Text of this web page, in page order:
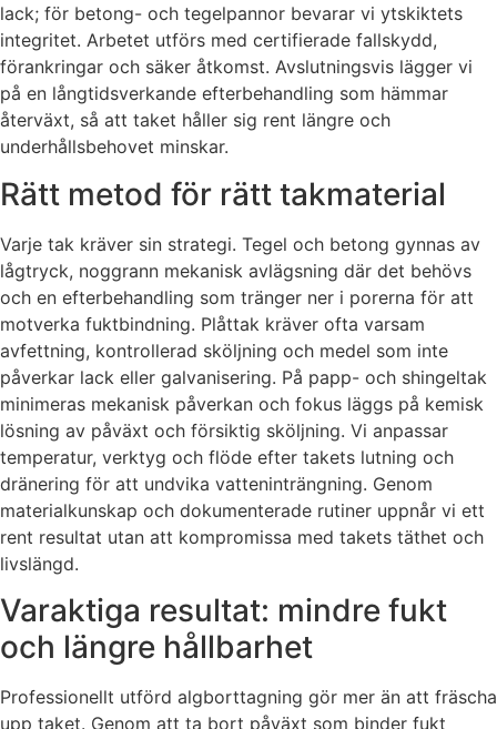
lack; för betong- och tegelpannor bevarar vi ytskiktets
integritet. Arbetet utförs med certifierade fallskydd,
förankringar och säker åtkomst. Avslutningsvis lägger vi
på en långtidsverkande efterbehandling som hämmar
återväxt, så att taket håller sig rent längre och
underhållsbehovet minskar.
Rätt metod för rätt takmaterial
Varje tak kräver sin strategi. Tegel och betong gynnas av
lågtryck, noggrann mekanisk avlägsning där det behövs
och en efterbehandling som tränger ner i porerna för att
motverka fuktbindning. Plåttak kräver ofta varsam
avfettning, kontrollerad sköljning och medel som inte
påverkar lack eller galvanisering. På papp- och shingeltak
minimeras mekanisk påverkan och fokus läggs på kemisk
lösning av påväxt och försiktig sköljning. Vi anpassar
temperatur, verktyg och flöde efter takets lutning och
dränering för att undvika vatteninträngning. Genom
materialkunskap och dokumenterade rutiner uppnår vi ett
rent resultat utan att kompromissa med takets täthet och
livslängd.
Varaktiga resultat: mindre fukt
och längre hållbarhet
Professionellt utförd algborttagning gör mer än att fräscha
upp taket. Genom att ta bort påväxt som binder fukt